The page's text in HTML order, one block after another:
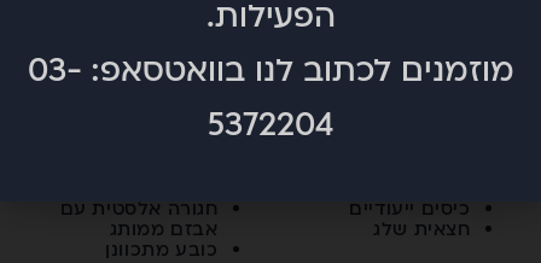
פליפ
כיסים ייעודיים
חצאית שלג
נייטלנד
–
נשים
חגורה אלסטית עם
אבזם ממותג
כובע מתכוונן
הפעילות.
מוזמנים לכתוב לנו בוואטסאפ:03-
5372204